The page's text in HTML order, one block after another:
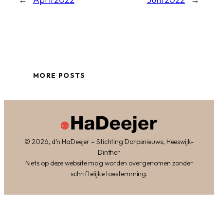
MORE POSTS
© 2026, d’n HaDeejer – Stichting Dorpsnieuws, Heeswijk-
Dinther
Niets op deze website mag worden overgenomen zonder
schriftelijke toestemming.